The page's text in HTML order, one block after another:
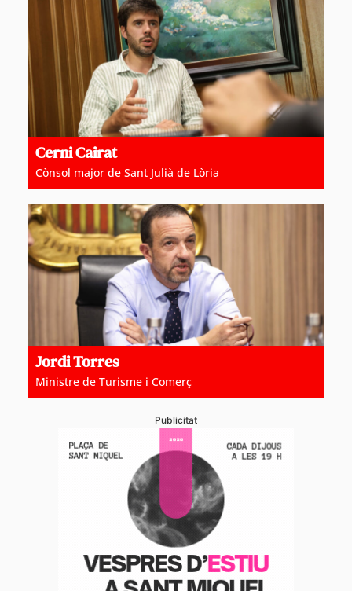
Cerni Cairat
Cònsol major de Sant Julià de Lòria
Jordi Torres
Ministre de Turisme i Comerç
Publicitat